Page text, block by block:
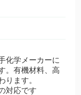
化学メーカーに
。有機材料、高
ります。
対応です